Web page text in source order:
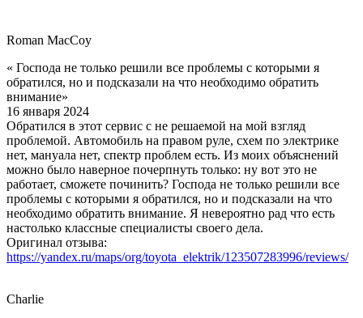
Roman MacCoy
« Господа не только решили все проблемы с которыми я
обратился, но и подсказали на что необходимо обратить
внимание»
16 января 2024
Обратился в этот сервис с не решаемой на мой взгляд
проблемой. Автомобиль на правом руле, схем по электрике
нет, мануала нет, спектр проблем есть. Из моих объяснений
можно было наверное почерпнуть только: ну вот это не
работает, сможете починить? Господа не только решили все
проблемы с которыми я обратился, но и подсказали на что
необходимо обратить внимание. Я невероятно рад что есть
настолько классные специалисты своего дела.
Оригинал отзыва:
https://yandex.ru/maps/org/toyota_elektrik/123507283996/reviews/
Charlie